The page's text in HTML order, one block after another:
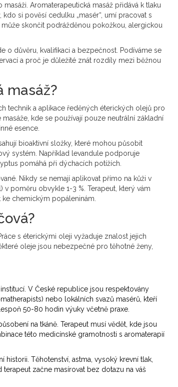
Aromaterapeutická masáž přidává k tlaku
si pověsí cedulku „masér“, umí pracovat s
skončit podrážděnou pokožkou, alergickou
o důvěru, kvalifikaci a bezpečnost. Podíváme se
a proč je důležité znát rozdíly mezi běžnou
masáž?
technik a aplikace ředěných éterických olejů pro
masáže, kde se používají pouze neutrální základní
esence.
bioaktivní složky, které mohou působit
systém. Například levandule podporuje
pomáhá při dýchacích potížích.
Nikdy se nemají aplikovat přímo na kůži v
poměru obvykle 1-3 %. Terapeut, který vám
chemickým popáleninám.
s éterickými oleji vyžaduje znalost jejich
oleje jsou nebezpečné pro těhotné ženy,
V České republice jsou respektovány
nebo lokálních svazů masérů, kteří
50-80 hodin výuky včetně praxe.
na tkáně. Terapeut musí vědět, kde jsou
této medicínské gramotnosti s aromaterapií
historii. Těhotenství, astma, vysoký krevní tlak,
začne masírovat bez dotazu na váš